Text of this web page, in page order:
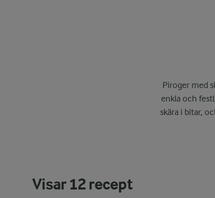
Piroger med
enkla och
skära i bitar,
Visar12recept